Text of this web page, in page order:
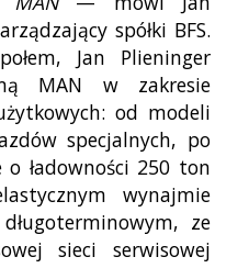
spółki BFS.
Jan Plieninger
MAN w zakresie
od modeli
specjalnych, po
o ładowności 250 ton
wynajmie
ze
sieci serwisowej